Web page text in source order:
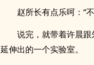
赵所长有点乐呵：“
说完，就带着许晨
延伸出的一个实验室。